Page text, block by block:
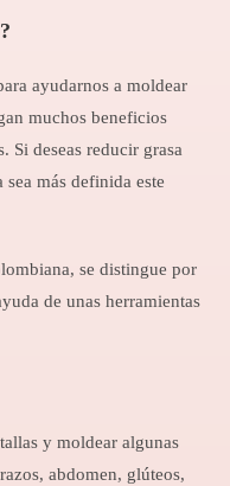
ayudarnos a moldear
muchos beneficios
Si deseas reducir grasa
más definida este
se distingue por
de unas herramientas
y moldear algunas
abdomen, glúteos,